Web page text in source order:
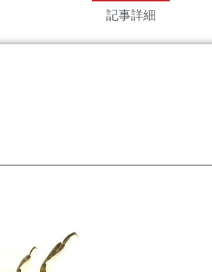
記事詳細